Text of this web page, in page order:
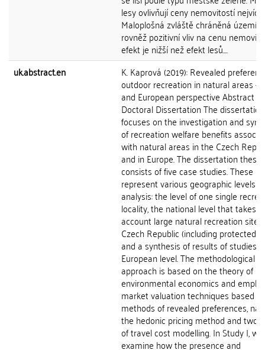
lesy ovlivňují ceny nemovitostí nejvíce.
Maloplošná zvláště chráněná území
rovněž pozitivní vliv na cenu
efekt je nižší než efekt lesů....
uk.abstract.en
K. Kaprová (2019): Revealed
outdoor recreation in natural areas -
and European perspective Abstract
Doctoral Dissertation The
focuses on the investigation and
of recreation welfare benefits
with natural areas in the Czech
and in Europe. The dissertation thesis
consists of five case studies. These
represent various geographic levels of
analysis: the level of one single
locality, the national level that takes
account large natural recreation
Czech Republic (including protected
and a synthesis of results of studies
European level. The methodological
approach is based on the theory of
environmental economics and
market valuation techniques based
methods of revealed preferences,
the hedonic pricing method and two
of travel cost modelling. In Study I, we
examine how the presence and